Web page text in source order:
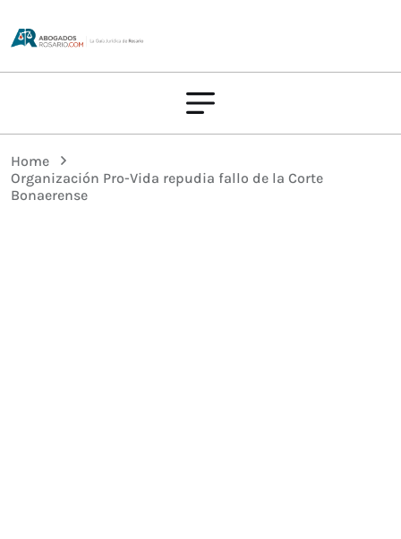
Home
Organización Pro-Vida repudia fallo de la Corte
Bonaerense